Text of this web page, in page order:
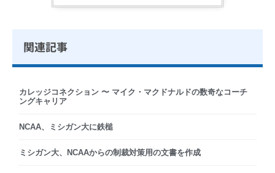
関連記事
カレッジコネクション 〜 マイク・マクドナルドの数奇なコーチ
ングキャリア
NCAA、ミシガン大に鉄槌
ミシガン大、NCAAからの制裁対策用の文書を作成